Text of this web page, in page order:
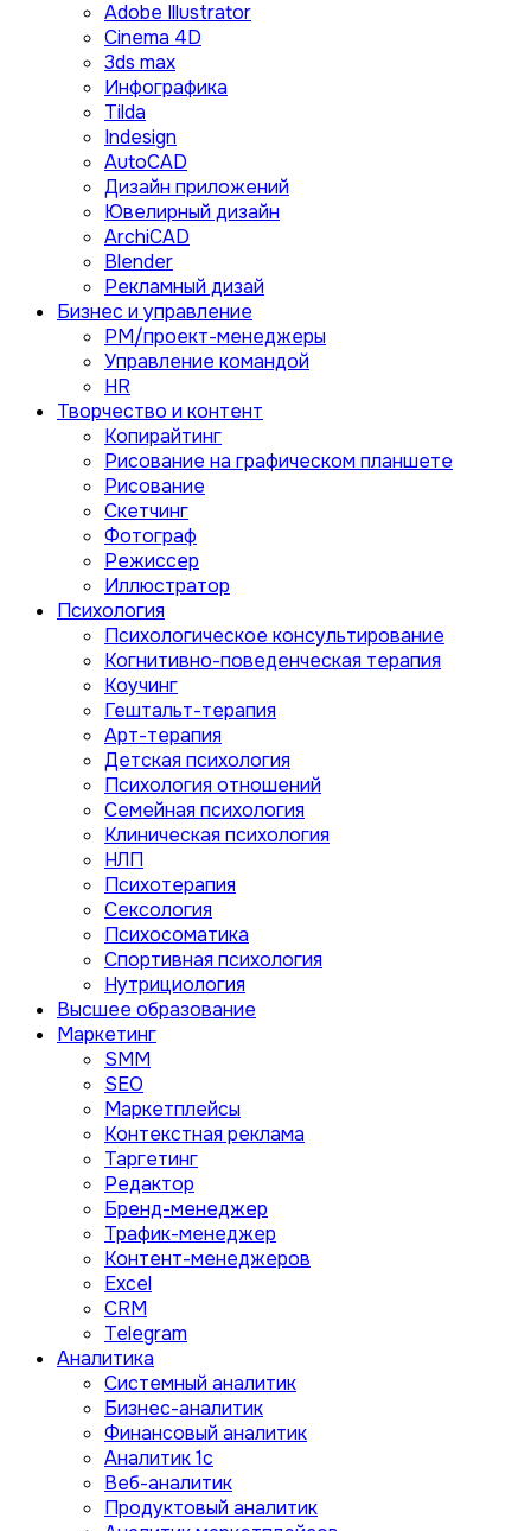
Adobe Illustrator
Сinema 4D
3ds max
Инфографика
Tilda
Indesign
AutoCAD
Дизайн приложений
Ювелирный дизайн
ArchiCAD
Blender
Рекламный дизай
Бизнес и управление
PM/проект-менеджеры
Управление командой
HR
Творчество и контент
Копирайтинг
Рисование на графическом планшете
Рисование
Скетчинг
Фотограф
Режиссер
Иллюстратор
Психология
Психологическое консультирование
Когнитивно-поведенческая терапия
Коучинг
Гештальт-терапия
Арт-терапия
Детская психология
Психология отношений
Семейная психология
Клиническая психология
НЛП
Психотерапия
Сексология
Психосоматика
Спортивная психология
Нутрициология
Высшее образование
Маркетинг
SMM
SEO
Маркетплейсы
Контекстная реклама
Таргетинг
Редактор
Бренд-менеджер
Трафик-менеджер
Контент-менеджеров
Excel
CRM
Telegram
Аналитика
Системный аналитик
Бизнес-аналитик
Финансовый аналитик
Aналитик 1с
Веб-аналитик
Продуктовый аналитик